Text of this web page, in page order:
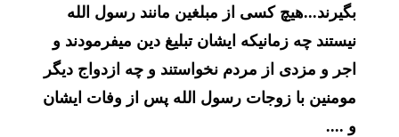
بگیرند...هیچ کسی از مبلغین مانند رسول الله
نیستند چه زمانیکه ایشان تبلیغ دین میفرمودند و
اجر و مزدی از مردم نخواستند و چه ازدواج دیگر
مومنین با زوجات رسول الله پس از وفات ایشان
و ....